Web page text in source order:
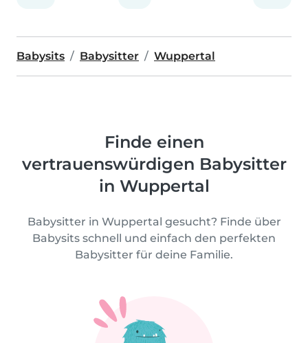
Babysits Babysitter Wuppertal
Finde einen
vertrauenswürdigen Babysitter
in Wuppertal
Babysitter in Wuppertal gesucht? Finde über
Babysits schnell und einfach den perfekten
Babysitter für deine Familie.